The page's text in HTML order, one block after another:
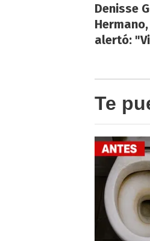
Denisse
alertó:
Te